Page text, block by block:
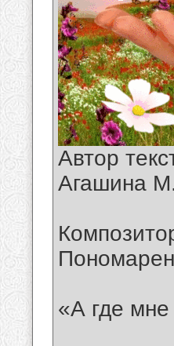
Автор
Агашина
«А где